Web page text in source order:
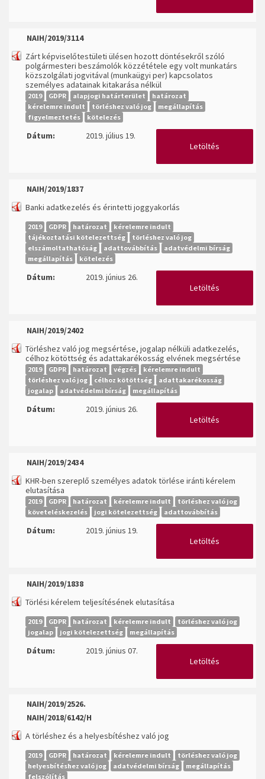
NAIH/2019/3114
Zárt képviselőtestületi ülésen hozott döntésekről szóló
polgármesteri beszámolók közzététele egy volt munkatárs
közszolgálati jogvitával (munkaügyi per) kapcsolatos
személyes adatainak kitakarása nélkül
2019 GDPR alapjogi határterület
határozat
kérelemre indult
törléshez való jog
megállapítás
figyelmeztetés
kötelezés
Dátum:
2019. július 19.
Letöltés
NAIH/2019/1837
Banki adatkezelés és érintetti joggyakorlás
2019 GDPR határozat
kérelemre indult
tájékoztatási kötelezettség
törléshez való jog
elszámoltathatóság
adattovábbítás
adatvédelmi bírság
megállapítás
kötelezés
Dátum:
2019. június 26.
Letöltés
NAIH/2019/2402
Törléshez való jog megsértése, jogalap nélküli adatkezelés,
célhoz kötöttség és adattakarékosság elvének megsértése
2019 GDPR határozat végzés
kérelemre indult
törléshez való jog
célhoz kötöttség
adattakarékosság
jogalap
adatvédelmi bírság megállapítás
Dátum:
2019. június 26.
Letöltés
NAIH/2019/2434
KHR-ben szereplő személyes adatok törlése iránti kérelem
elutasítása
2019 GDPR határozat kérelemre indult
törléshez való jog
követeléskezelés
jogi kötelezettség adattovábbítás
Dátum:
2019. június 19.
Letöltés
NAIH/2019/1838
Törlési kérelem teljesítésének elutasítása
2019 GDPR határozat kérelemre indult
törléshez való jog
jogalap
jogi kötelezettség megállapítás
Dátum:
2019. június 07.
Letöltés
NAIH/2019/2526.
NAIH/2018/6142/H
A törléshez és a helyesbítéshez való jog
2019 GDPR határozat kérelemre indult
törléshez való jog
helyesbítéshez való jog
adatvédelmi bírság
megállapítás
felszólítás